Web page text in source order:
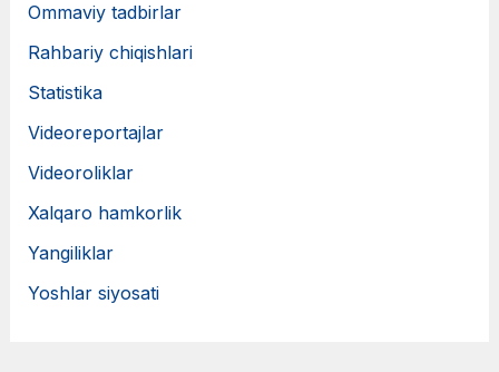
Ommaviy tadbirlar
Rahbariy chiqishlari
Statistika
Videoreportajlar
Videoroliklar
Xalqaro hamkorlik
Yangiliklar
Yoshlar siyosati